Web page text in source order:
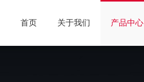
首页 关于我们 产品中心